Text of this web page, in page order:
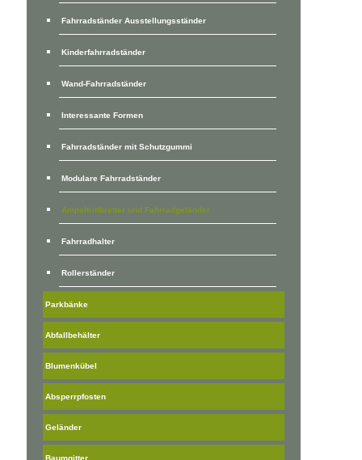
Fahrradständer Ausstellungsständer
Kinderfahrradständer
Wand-Fahrradständer
Interessante Formen
Fahrradständer mit Schutzgummi
Modulare Fahrradständer
Ampeltrittbretter und Fahrradgeländer
Fahrradhalter
Rollerständer
Parkbänke
Abfallbehälter
Blumenkübel
Absperrpfosten
Geländer